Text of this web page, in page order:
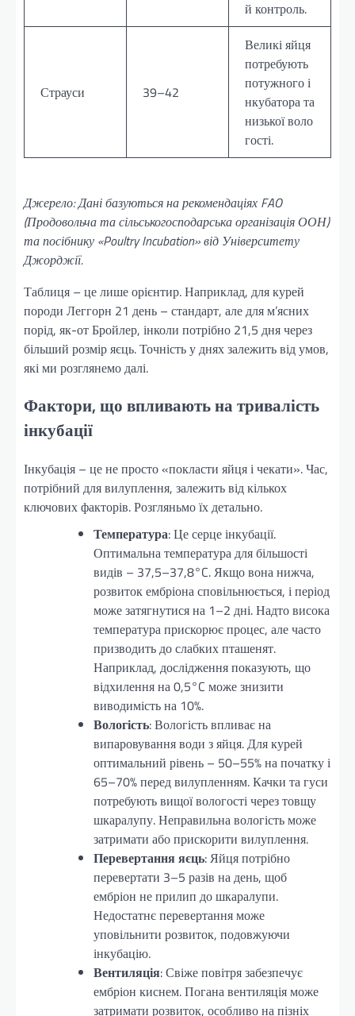
й контроль.
Страуси 39–42
Великі яйця
потребують
потужного і
нкубатора та
низької воло
гості.
Джерело: Дані базуються на рекомендаціях FAO
(Продовольча та сільськогосподарська організація ООН)
та посібнику «Poultry Incubation» від Університету
Джорджії.
Таблиця – це лише орієнтир. Наприклад, для курей
породи Леггорн 21 день – стандарт, але для м’ясних
порід, як-от Бройлер, інколи потрібно 21,5 дня через
більший розмір яєць. Точність у днях залежить від умов,
які ми розглянемо далі.
Фактори, що впливають на тривалість
інкубації
Інкубація – це не просто «покласти яйця і чекати». Час,
потрібний для вилуплення, залежить від кількох
ключових факторів. Розгляньмо їх детально.
Температура: Це серце інкубації.
Оптимальна температура для більшості
видів – 37,5–37,8°C. Якщо вона нижча,
розвиток ембріона сповільнюється, і період
може затягнутися на 1–2 дні. Надто висока
температура прискорює процес, але часто
призводить до слабких пташенят.
Наприклад, дослідження показують, що
відхилення на 0,5°C може знизити
виводимість на 10%.
Вологість: Вологість впливає на
випаровування води з яйця. Для курей
оптимальний рівень – 50–55% на початку і
65–70% перед вилупленням. Качки та гуси
потребують вищої вологості через товщу
шкаралупу. Неправильна вологість може
затримати або прискорити вилуплення.
Перевертання яєць: Яйця потрібно
перевертати 3–5 разів на день, щоб
ембріон не прилип до шкаралупи.
Недостатнє перевертання може
уповільнити розвиток, подовжуючи
інкубацію.
Вентиляція: Свіже повітря забезпечує
ембріон киснем. Погана вентиляція може
затримати розвиток, особливо на пізніх